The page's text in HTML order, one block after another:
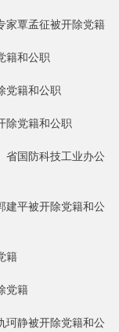
家覃孟征被开除党籍
籍和公职
党籍和公职
除党籍和公职
省国防科技工业办公
建平被开除党籍和公
籍
党籍
珂静被开除党籍和公